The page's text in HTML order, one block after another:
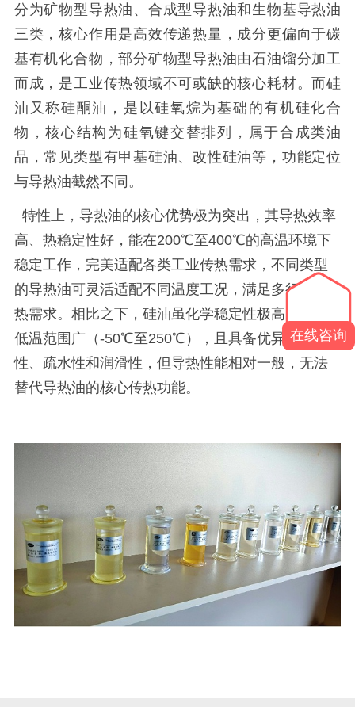
分为矿物型导热油、合成型导热油和生物基导热油
三类，核心作用是高效传递热量，成分更偏向于碳
基有机化合物，部分矿物型导热油由石油馏分加工
而成，是工业传热领域不可或缺的核心耗材。而硅
油又称硅酮油，是以硅氧烷为基础的有机硅化合
物，核心结构为硅氧键交替排列，属于合成类油
品，常见类型有甲基硅油、改性硅油等，功能定位
与导热油截然不同。
特性上，导热油的核心优势极为突出，其导热效率
高、热稳定性好，能在200℃至400℃的高温环境下
稳定工作，完美适配各类工业传热需求，不同类型
的导热油可灵活适配不同温度工况，满足多行业传
热需求。相比之下，硅油虽化学稳定性极高、耐高
低温范围广（-50℃至250℃），且具备优异的绝缘
性、疏水性和润滑性，但导热性能相对一般，无法
替代导热油的核心传热功能。
在线咨询